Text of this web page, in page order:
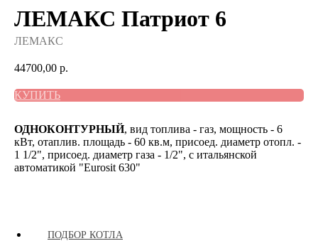
ЛЕМАКС Патриот 6
ЛЕМАКС
44700,00 р.
КУПИТЬ
ОДНОКОНТУРНЫЙ, вид топлива - газ, мощность - 6
кВт, отаплив. площадь - 60 кв.м, присоед. диаметр отопл. -
1 1/2", присоед. диаметр газа - 1/2", с итальянской
автоматикой "Eurosit 630"
ПОДБОР КОТЛА